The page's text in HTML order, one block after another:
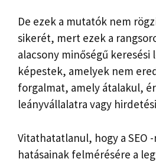
De ezek a mutatók nem
sikerét, mert ezek a
alacsony minőségű
képestek, amelyek nem
forgalmat, amely átalakul,
leányvállalatra vagy
Vitathatatlanul, hogy a SEO
hatásainak felmérésére a